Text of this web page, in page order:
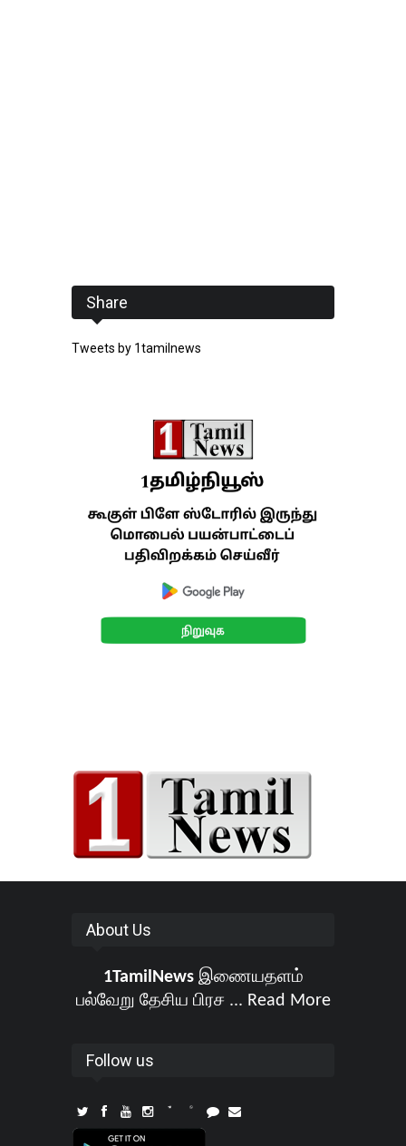
Share
Tweets by 1tamilnews
About Us
1TamilNewsஇணையதளம்
பல்வேறு தேசிய பிரச ... Read More
Follow us